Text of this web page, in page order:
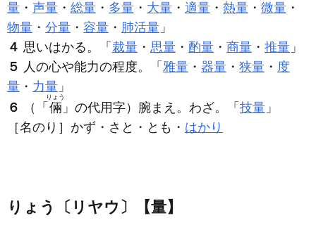
量 ・ 声量 ・ 総量 ・ 多量 ・ 大量 ・ 適量 ・ 熱量 ・ 微量 ・
物量 ・ 分量 ・ 容量 ・ 肺活量 」
４ 思いはかる。「 裁量 ・ 思量 ・ 酌量 ・ 商量 ・ 推量 」
５ 人の心や能力の程度。「 雅量 ・ 器量 ・ 狭量 ・ 度
量 ・ 力量 」
６
（「 倆
りょう
」の代用字）腕まえ。わざ。「 技量 」
［名のり］かず・さと・とも・ はかり
りょう〔リヤウ〕【量】